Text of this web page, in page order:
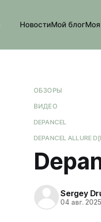
НовостиМой блогМоя
ОБЗОРЫ
ВИДЕО
DEPANCEL
DEPANCEL ALLURE
Sergey
04 авг.